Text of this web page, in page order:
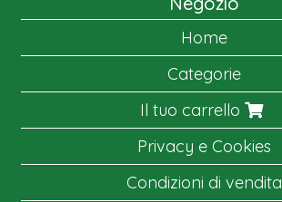
Home
Categorie
Il tuo carrello
Privacy e Cookies
Condizioni di vendita